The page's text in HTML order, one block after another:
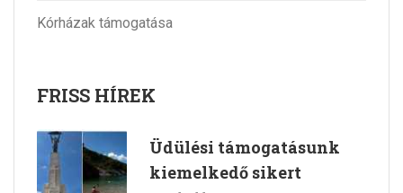
Kórházak támogatása
FRISS HÍREK
Üdülési támogatásunk
kiemelkedő sikert